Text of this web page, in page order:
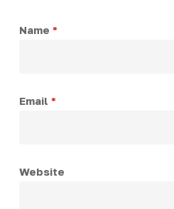
Name *
Email *
Website